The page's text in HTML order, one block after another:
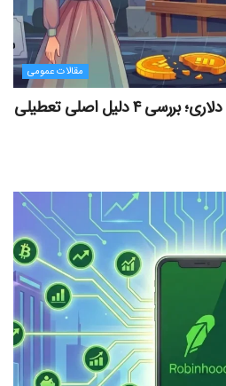
مقالات عمومی
پایان تلخ پروژه‌های میلیون دلاری؛ بررسی ۴ دلیل اصلی تعطیلی